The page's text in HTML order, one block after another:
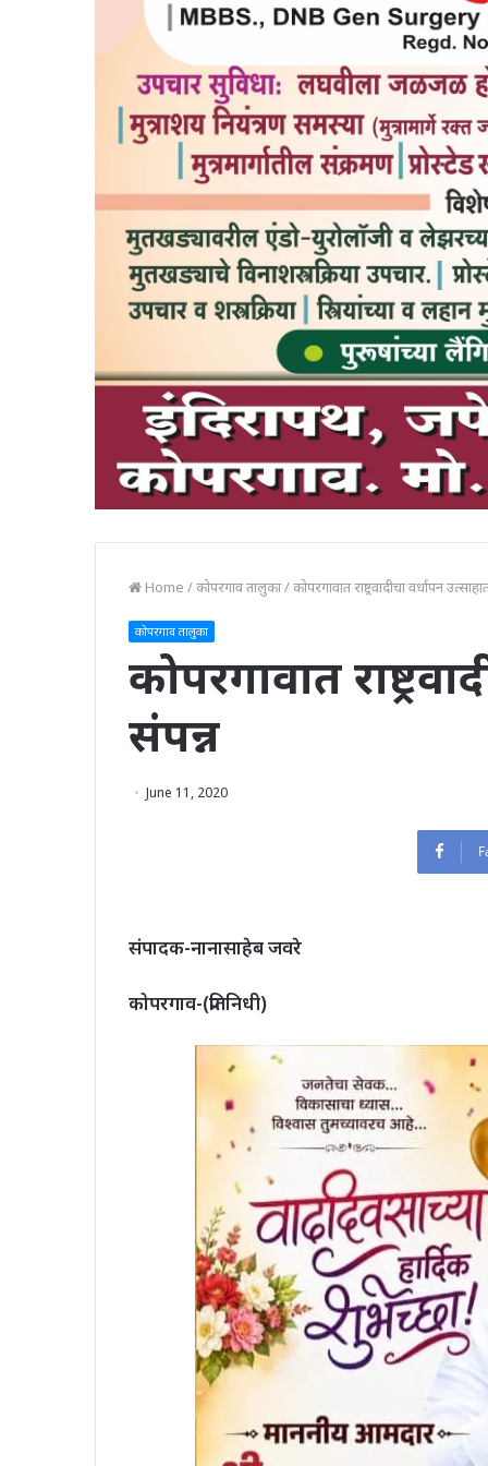
Home /कोपरगाव तालुका/कोपरगावात राष्ट्रवादीचा वर्धापन
कोपरगाव तालुका
कोपरगावात
संपन्न
June 11, 2020
संपादक-नानासाहेब जवरे
कोपरगाव-(प्रतिनिधी)